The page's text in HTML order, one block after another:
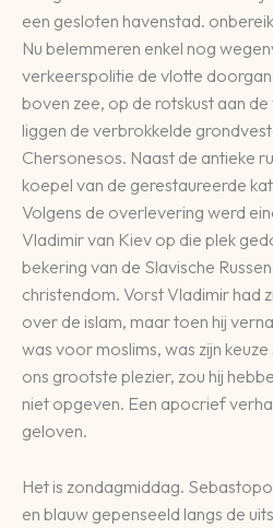
een gesloten havenstad.
Nu belemmeren enkel nog
verkeerspolitie de vlotte
boven zee, op de rotskust aan
liggen de verbrokkelde
Chersonesos. Naast de antieke
koepel van de gerestaureerde
Volgens de overlevering werd
Vladimir van Kiev op die plek
bekering van de Slavische
christendom. Vorst Vladimir had
over de islam, maar toen hij
was voor moslims, was zijn
ons grootste plezier, zou hij
niet opgeven. Een apocrief
geloven.
Het is zondagmiddag.
en blauw gepenseeld langs de